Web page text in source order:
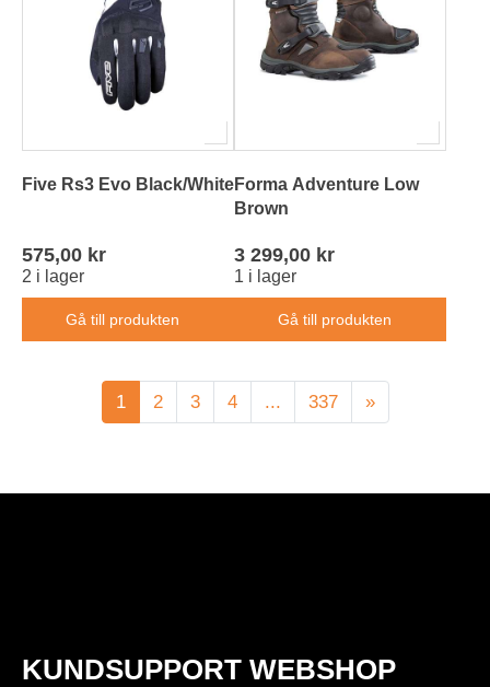
Five Rs3 Evo Black/White
575,00 kr
2 i lager
Gå till produkten
Forma Adventure Low
Brown
3 299,00 kr
1 i lager
Gå till produkten
1 2 3 4 ... 337 »
KUNDSUPPORT WEBSHOP